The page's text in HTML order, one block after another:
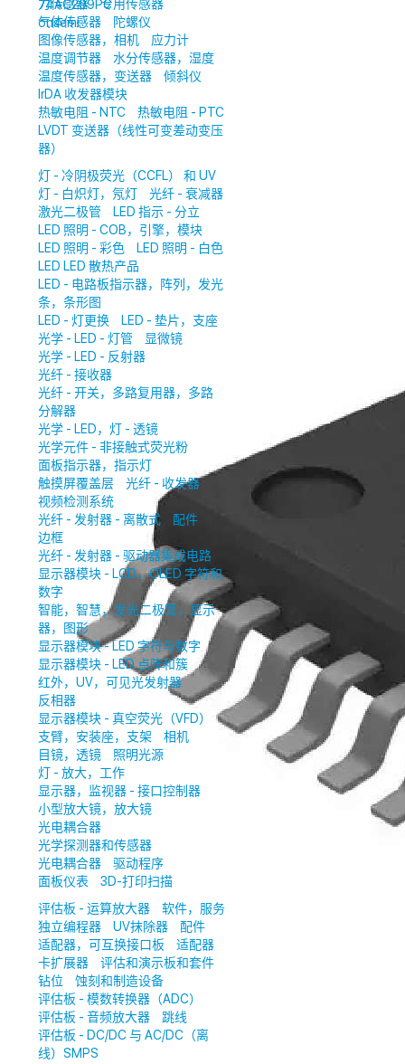
力传感器
专用传感器
气体传感器
陀螺仪
图像传感器，相机
应力计
温度调节器
水分传感器，湿度
温度传感器，变送器
倾斜仪
IrDA 收发器模块
热敏电阻 - NTC
热敏电阻 - PTC
LVDT 变送器（线性可变差动变压
器）
灯 - 冷阴极荧光（CCFL） 和 UV
灯 - 白炽灯，氖灯
光纤 - 衰减器
激光二极管
LED 指示 - 分立
LED 照明 - COB，引擎，模块
LED 照明 - 彩色
LED 照明 - 白色
LED LED 散热产品
LED - 电路板指示器，阵列，发光
条，条形图
LED - 灯更换
LED - 垫片，支座
光学 - LED - 灯管
显微镜
光学 - LED - 反射器
光纤 - 接收器
光纤 - 开关，多路复用器，多路
分解器
光学 - LED，灯 - 透镜
光学元件 - 非接触式荧光粉
面板指示器，指示灯
触摸屏覆盖层
光纤 - 收发器
视频检测系统
光纤 - 发射器 - 离散式
配件
边框
光纤 - 发射器 - 驱动器集成电路
显示器模块 - LCD，OLED 字符和
数字
智能，智慧，发光二极管，显示
器，图形
显示器模块 - LED 字符与数字
显示器模块 - LED 点阵和簇
红外，UV，可见光发射器
反相器
显示器模块 - 真空荧光（VFD）
支臂，安装座，支架
相机
目镜，透镜
照明光源
灯 - 放大，工作
显示器，监视器 - 接口控制器
小型放大镜，放大镜
光电耦合器
光学探测器和传感器
光电耦合器
驱动程序
面板仪表
3D-打印扫描
评估板 - 运算放大器
软件，服务
独立编程器
UV抹除器
配件
适配器，可互换接口板
适配器
卡扩展器
评估和演示板和套件
钻位
蚀刻和制造设备
评估板 - 模数转换器（ADC）
评估板 - 音频放大器
跳线
评估板 - DC/DC 与 AC/DC（离
线）SMPS
74AC299PC
onsemi